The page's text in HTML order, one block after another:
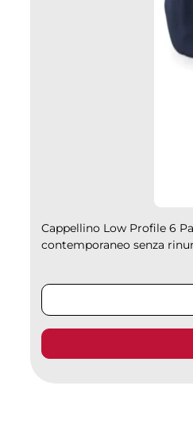
Cappellino Low Profile 6
contemporaneo senza